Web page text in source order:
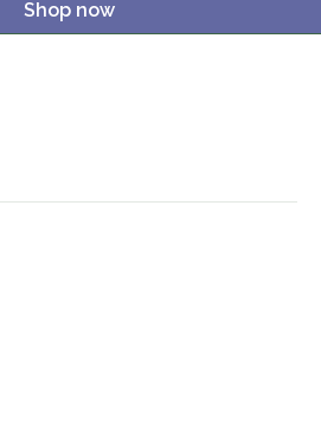
Shop now